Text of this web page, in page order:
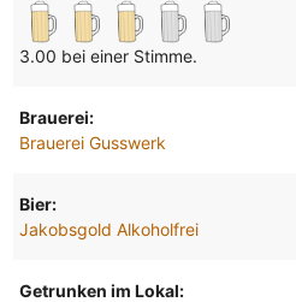
3.00 bei einer Stimme.
Brauerei:
Brauerei Gusswerk
Bier:
Jakobsgold Alkoholfrei
Getrunken im Lokal: